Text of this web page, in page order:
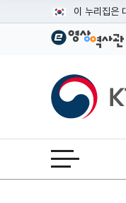
이 누리집은
공식 누리집
이밖에 or.kr
운영중인 공
KTV국민방송
전체메뉴 열기